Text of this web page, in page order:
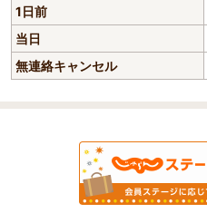
1日前
当日
無連絡キャンセル